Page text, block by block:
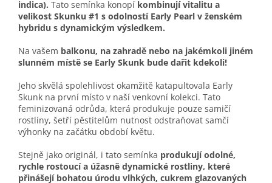
indica). Tato semínka konopí kombinují vitalitu a
velikost Skunku #1 s odolností Early Pearl v ženském
hybridu s dynamickým výsledkem.
Na vašem balkonu, na zahradě nebo na jakémkoli jiném
slunném místě se Early Skunk bude dařit kdekoli!
Jeho skvělá spolehlivost okamžitě katapultovala Early
Skunk na první místo v naší venkovní kolekci. Tato
feminizovaná odrůda, která produkuje pouze samičí
rostliny, šetří pěstitelům nutnost odstraňovat samčí
výhonky na začátku období květu.
Stejně jako originál, i tato semínka produkují odolné,
rychle rostoucí a úžasně dynamické rostliny, které
přinášejí bohatou úrodu vlhkých, cukrem glazovaných